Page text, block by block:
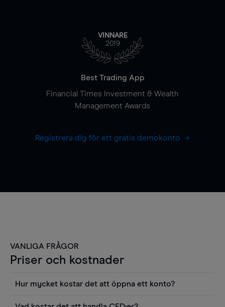
VINNARE
2019
Best Trading App
Financial Times Investment & Wealth
Management Awards
Registrera dig för ett gratis demokonto
VANLIGA FRÅGOR
Priser och kostnader
Hur mycket kostar det att öppna ett konto?